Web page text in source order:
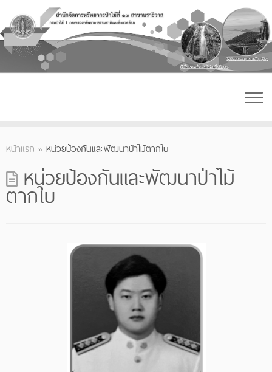
content
หน้าแรก » หน่วยป้องกันและพัฒนาป่าไม้ตากใบ
หน่วยป้องกันและพัฒนาป่าไม้
ตากใบ